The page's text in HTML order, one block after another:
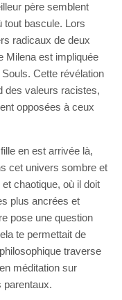
père semblent
tout bascule. Lors
radicaux de deux
Milena est impliquée
Cette révélation
des valeurs racistes,
opposées à ceux
en est arrivée là,
cet univers sombre et
chaotique, où il doit
plus ancrées et
pose une question
te permettait de
traverse
méditation sur
parentaux.